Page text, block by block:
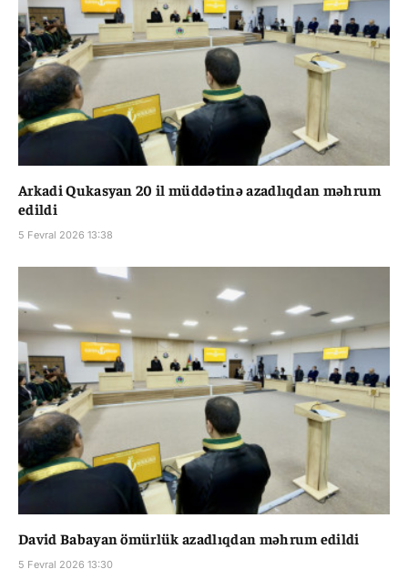
Arkadi Qukasyan 20 il müddətinə azadlıqdan məhrum
edildi
5 Fevral 2026 13:38
David Babayan ömürlük azadlıqdan məhrum edildi
5 Fevral 2026 13:30